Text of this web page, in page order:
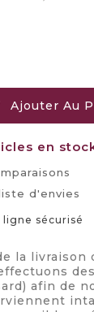
Ajouter Au
en
d'envies
sécurisé
la livraison
afin de